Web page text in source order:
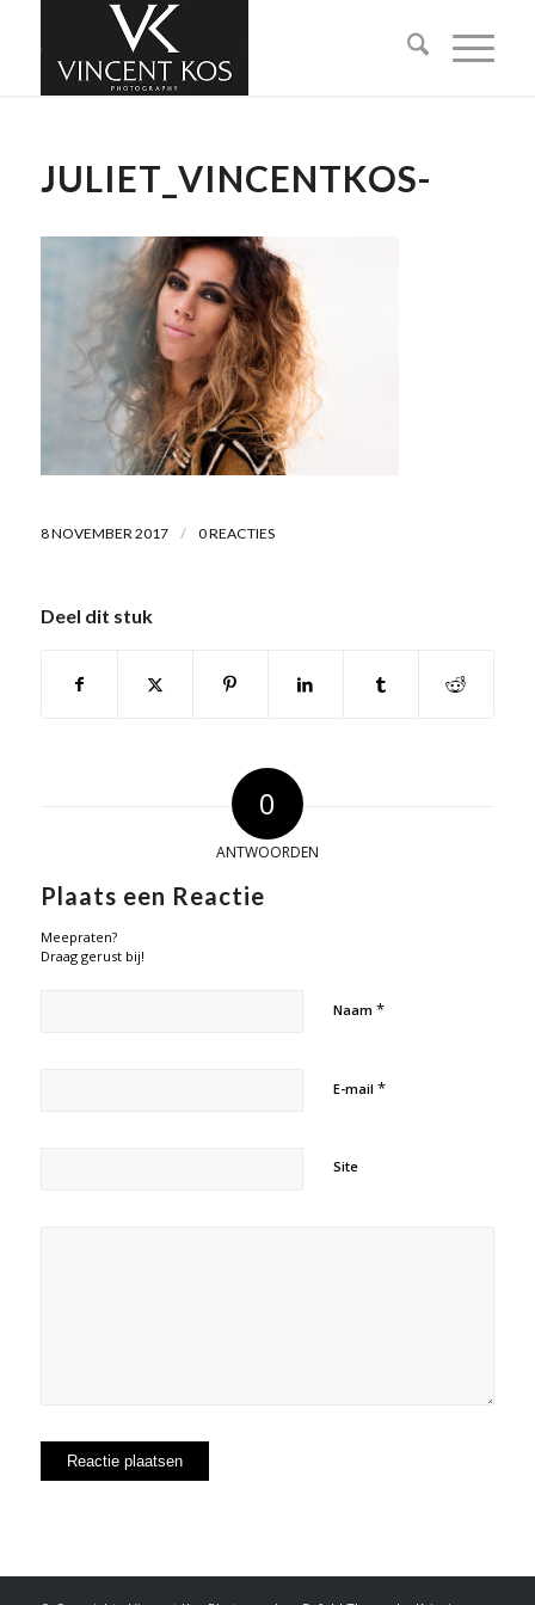
JULIET_VINCENTKOS-
8 NOVEMBER 2017 / 0 REACTIES
Deel dit stuk
0
ANTWOORDEN
Plaats een Reactie
Meepraten?
Draag gerust bij!
Naam *
E-mail *
Site